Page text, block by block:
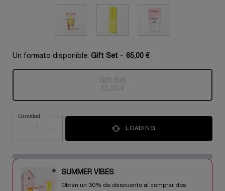
Un formato disponible: Gift Set - 65,00 €
Cantidad
+ LOADING ...
SUMMER VIBES​
Obtén un 30% de descuento al comprar dos